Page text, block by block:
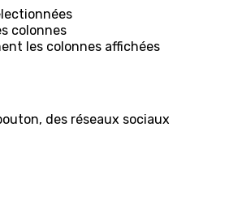
colonnes
les colonnes affichées
des réseaux sociaux